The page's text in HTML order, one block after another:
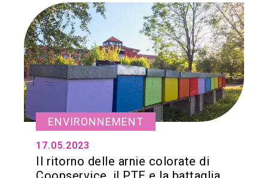
ENVIRONNEMENT
17.05.2023
Il ritorno delle arnie colorate di